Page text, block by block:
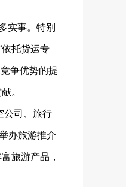
实事。特别
托货运专
争优势的提
。
公司、旅行
办旅游推介
旅游产品，